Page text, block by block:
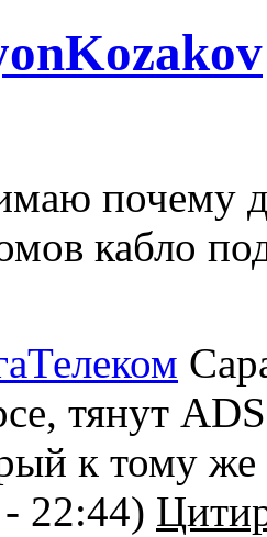
почему
кабло
тянут
к тому же
22:44)